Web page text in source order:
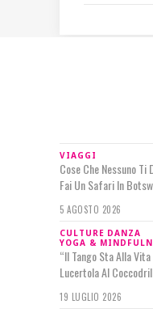
VIAGGI
Cose Che Nessuno Ti
Fai Un Safari In
5 AGOSTO 2026
CULTURE DANZA
YOGA &
“Il Tango Sta Alla
Lucertola Al
19 LUGLIO 2026